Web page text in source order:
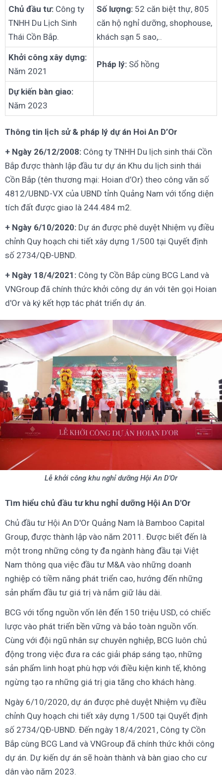
Chủ đầu tư: Công ty
TNHH Du Lịch Sinh
Thái Cồn Bắp.
Số lượng: 52 căn biệt thự, 805
căn hộ nghỉ dưỡng, shophouse,
khách sạn 5 sao,..
Khởi công xây dựng:
Năm 2021
Pháp lý: Sổ hồng
Dự kiến bàn giao:
Năm 2023
Thông tin lịch sử & pháp lý dự án Hoi An D’Or
+ Ngày 26/12/2008: Công ty TNHH Du lịch sinh thái Cồn
Bắp được thành lập đầu tư dự án Khu du lịch sinh thái
Cồn Bắp (tên thương mại: Hoian d’Or) theo công văn số
4812/UBND-VX của UBND tỉnh Quảng Nam với tổng diện
tích đất được giao là 244.484 m2.
+ Ngày 6/10/2020: Dự án được phê duyệt Nhiệm vụ điều
chỉnh Quy hoạch chi tiết xây dựng 1/500 tại Quyết định
số 2734/QĐ-UBND.
+ Ngày 18/4/2021: Công ty Cồn Bắp cùng BCG Land và
VNGroup đã chính thức khởi công dự án với tên gọi Hoian
d'Or và ký kết hợp tác phát triển dự án.
Lễ khởi công khu nghỉ dưỡng Hội An D'Or
Tìm hiểu chủ đầu tư khu nghỉ dưỡng Hội An D'Or
Chủ đầu tư Hội An D'Or Quảng Nam là Bamboo Capital
Group, được thành lập vào năm 2011. Được biết đến là
một trong những công ty đa ngành hàng đầu tại Việt
Nam thông qua việc đầu tư M&A vào những doanh
nghiệp có tiềm năng phát triển cao, hướng đến những
sản phẩm đầu tư giá trị và nắm giữ lâu dài.
BCG với tổng nguồn vốn lên đến 150 triệu USD, có chiếc
lược vào phát triển bền vững và bảo toàn nguồn vốn.
Cùng với đội ngũ nhân sự chuyên nghiệp, BCG luôn chủ
động trong việc đưa ra các giải pháp sáng tạo, những
sản phẩm linh hoạt phù hợp với điều kiện kinh tế, không
ngừng tạo ra những giá trị gia tăng cho khách hàng.
Ngày 6/10/2020, dự án được phê duyệt Nhiệm vụ điều
chỉnh Quy hoạch chi tiết xây dựng 1/500 tại Quyết định
số 2734/QĐ-UBND. Đến ngày 18/4/2021, Công ty Cồn
Bắp cùng BCG Land và VNGroup đã chính thức khởi công
dự án. Dự kiến dự án sẽ hoàn thành và bàn giao cho cư
dân vào năm 2023.